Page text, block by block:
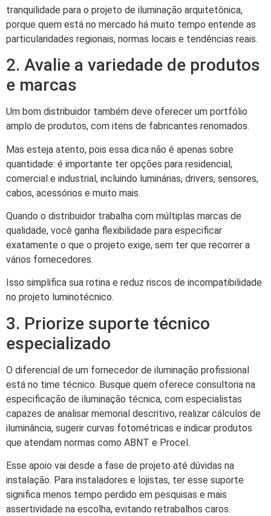
tranquilidade para o projeto de iluminação arquitetônica,
porque quem está no mercado há muito tempo entende as
particularidades regionais, normas locais e tendências reais.
2. Avalie a variedade de produtos
e marcas
Um bom distribuidor também deve oferecer um portfólio
amplo de produtos, com itens de fabricantes renomados.
Mas esteja atento, pois essa dica não é apenas sobre
quantidade: é importante ter opções para residencial,
comercial e industrial, incluindo luminárias, drivers, sensores,
cabos, acessórios e muito mais.
Quando o distribuidor trabalha com múltiplas marcas de
qualidade, você ganha flexibilidade para especificar
exatamente o que o projeto exige, sem ter que recorrer a
vários fornecedores.
Isso simplifica sua rotina e reduz riscos de incompatibilidade
no projeto luminotécnico.
3. Priorize suporte técnico
especializado
O diferencial de um fornecedor de iluminação profissional
está no time técnico. Busque quem oferece consultoria na
especificação de iluminação técnica, com especialistas
capazes de analisar memorial descritivo, realizar cálculos de
iluminância, sugerir curvas fotométricas e indicar produtos
que atendam normas como ABNT e Procel.
Esse apoio vai desde a fase de projeto até dúvidas na
instalação. Para instaladores e lojistas, ter esse suporte
significa menos tempo perdido em pesquisas e mais
assertividade na escolha, evitando retrabalhos caros.